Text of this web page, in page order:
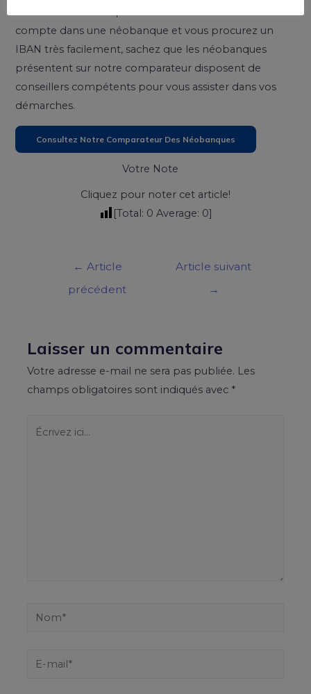
compte dans une néobanque et vous procurez un
IBAN très facilement, sachez que les néobanques
présentent sur notre comparateur disposent de
conseillers compétents pour vous assister dans vos
démarches.
Consultez Notre Comparateur Des Néobanques
Votre Note
Cliquez pour noter cet article!
[Total: 0 Average: 0]
← Article
précédent
Article suivant
→
Laisser un commentaire
Votre adresse e-mail ne sera pas publiée. Les
champs obligatoires sont indiqués avec *